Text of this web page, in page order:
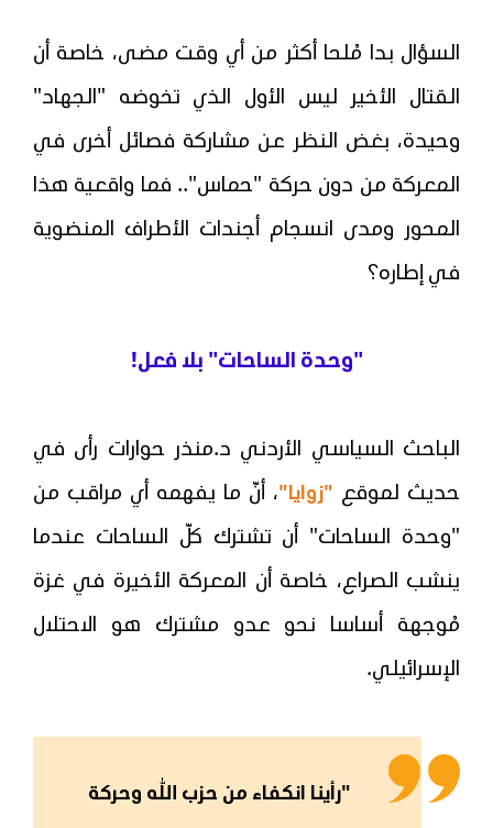
السؤال بدا مُلحا أكثر من أي وقت مضى، خاصة أن
القتال الأخير ليس الأول الذي تخوضه "الجهاد"
وحيدة، بغض النظر عن مشاركة فصائل أخرى في
المعركة من دون حركة "حماس".. فما واقعية هذا
المحور ومدى انسجام أجندات الأطراف المنضوية
في إطاره؟
"وحدة الساحات" بلا فعل!
الباحث السياسي الأردني د.منذر حوارات رأى في
حديث لموقع "زوايا"، أنّ ما يفهمه أي مراقب من
"وحدة الساحات" أن تشترك كلّ الساحات عندما
ينشب الصراع، خاصة أن المعركة الأخيرة في غزة
مُوجهة أساسا نحو عدو مشترك هو الاحتلال
الإسرائيلي.
"رأينا انكفاء من حزب الله وحركة